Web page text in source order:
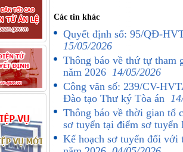
Các tin khác
Quyết định số: 95/QĐ-
15/05/2026
Thông báo về thứ tự tham
năm 2026 14/05/2026
Công văn số: 239/CV-
Đào tạo Thư ký Tòa án
Thông báo về thời gian tổ
sơ tuyển tại điểm sơ
Kế hoạch sơ tuyển đối với